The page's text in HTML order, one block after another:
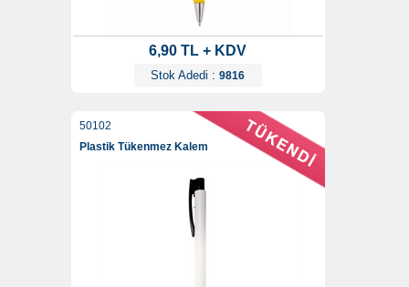
6,90 TL + KDV
Stok Adedi : 9816
50102
Plastik Tükenmez Kalem